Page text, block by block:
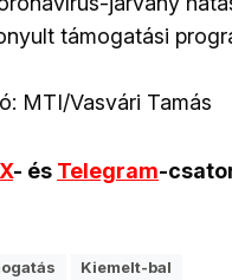
támogatási
MTI/Vasvári Tamás
X- és Telegram-
Kiemelt-bal